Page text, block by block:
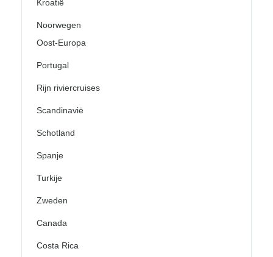
Kroatië
Noorwegen
Oost-Europa
Portugal
Rijn riviercruises
Scandinavië
Schotland
Spanje
Turkije
Zweden
Canada
Costa Rica